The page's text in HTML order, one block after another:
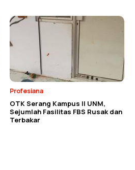
Profesiana
OTK Serang Kampus II UNM,
Sejumlah Fasilitas FBS Rusak dan
Terbakar